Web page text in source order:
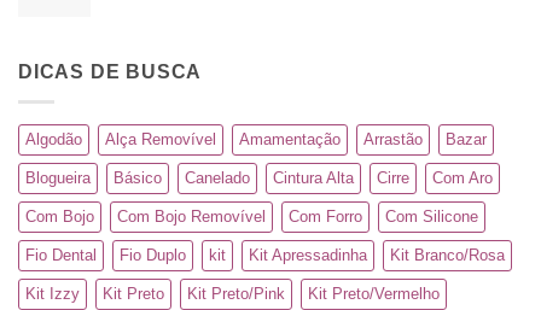
DICAS DE BUSCA
Algodão Alça Removível Amamentação Arrastão Bazar
Blogueira Básico Canelado Cintura Alta Cirre Com Aro
Com Bojo Com Bojo Removível Com Forro Com Silicone
Fio Dental Fio Duplo kit Kit Apressadinha Kit Branco/Rosa
Kit Izzy Kit Preto Kit Preto/Pink Kit Preto/Vermelho